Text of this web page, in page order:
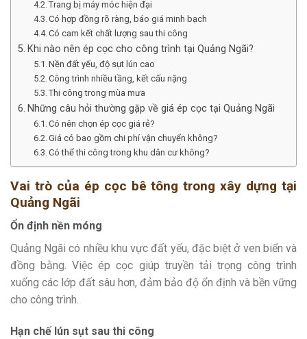
Trang bị máy móc hiện đại
Có hợp đồng rõ ràng, báo giá minh bạch
Có cam kết chất lượng sau thi công
Khi nào nên ép cọc cho công trình tại Quảng Ngãi?
Nền đất yếu, độ sụt lún cao
Công trình nhiều tầng, kết cấu nặng
Thi công trong mùa mưa
Những câu hỏi thường gặp về giá ép cọc tại Quảng Ngãi
Có nên chọn ép cọc giá rẻ?
Giá có bao gồm chi phí vận chuyển không?
Có thể thi công trong khu dân cư không?
Vai trò của ép cọc bê tông trong xây dựng tại
Quảng Ngãi
Ổn định nền móng
Quảng Ngãi có nhiều khu vực đất yếu, đặc biệt ở ven biển và
đồng bằng. Việc ép cọc giúp truyền tải trọng công trình
xuống các lớp đất sâu hơn, đảm bảo độ ổn định và bền vững
cho công trình.
Hạn chế lún sụt sau thi công